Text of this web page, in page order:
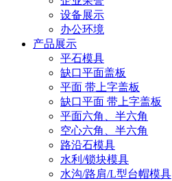
设备展示
办公环境
产品展示
平石模具
缺口平面盖板
平面 带上字盖板
缺口平面 带上字盖板
平面六角、半六角
空心六角、半六角
路沿石模具
水利/锁块模具
水沟/路肩/L型台帽模具